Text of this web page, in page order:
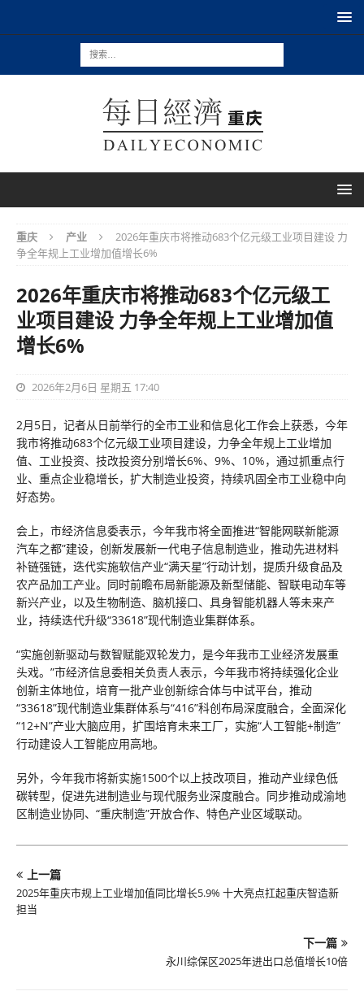
重庆 产业
2026年重庆市将推动683个亿元级工业项目建设 力
争全年规上工业增加值增长6%
2026年重庆市将推动683个亿元级工
业项目建设 力争全年规上工业增加值
增长6%
2026年2月6日 星期五 17:40
2月5日，记者从日前举行的全市工业和信息化工作会上获悉，今年
我市将推动683个亿元级工业项目建设，力争全年规上工业增加
值、工业投资、技改投资分别增长6%、9%、10%，通过抓重点行
业、重点企业稳增长，扩大制造业投资，持续巩固全市工业稳中向
好态势。
会上，市经济信息委表示，今年我市将全面推进“智能网联新能源
汽车之都”建设，创新发展新一代电子信息制造业，推动先进材料
补链强链，迭代实施软信产业“满天星”行动计划，提质升级食品及
农产品加工产业。同时前瞻布局新能源及新型储能、智联电动车等
新兴产业，以及生物制造、脑机接口、具身智能机器人等未来产
业，持续迭代升级“33618”现代制造业集群体系。
“实施创新驱动与数智赋能双轮发力，是今年我市工业经济发展重
头戏。”市经济信息委相关负责人表示，今年我市将持续强化企业
创新主体地位，培育一批产业创新综合体与中试平台，推动
“33618”现代制造业集群体系与“416”科创布局深度融合，全面深化
“12+N”产业大脑应用，扩围培育未来工厂，实施“人工智能+制造”
行动建设人工智能应用高地。
另外，今年我市将新实施1500个以上技改项目，推动产业绿色低
碳转型，促进先进制造业与现代服务业深度融合。同步推动成渝地
区制造业协同、“重庆制造”开放合作、特色产业区域联动。
上一篇
2025年重庆市规上工业增加值同比增长5.9% 十大亮点扛起重庆智造新
担当
下一篇
永川综保区2025年进出口总值增长10倍